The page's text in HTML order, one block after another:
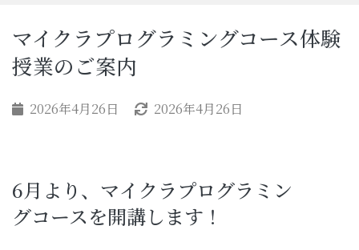
マイクラプログラミングコース体験
授業のご案内
2026年4月26日 2026年4月26日
6月より、マイクラプログラミン
グコースを開講します！